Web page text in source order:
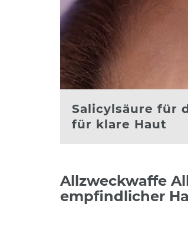
Salicylsäure für
für klare Haut
Allzweckwaffe
empfindlicher